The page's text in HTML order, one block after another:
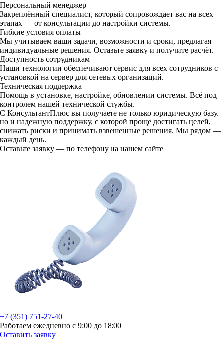
Персональный менеджер
Закреплённый специалист, который сопровождает вас на всех
этапах — от консультации до настройки системы.
Гибкие условия оплаты
Мы учитываем ваши задачи, возможности и сроки, предлагая
индивидуальные решения. Оставьте заявку и получите расчёт.
Доступность сотрудникам
Наши технологии обеспечивают сервис для всех сотрудников с
установкой на сервер для сетевых организаций.
Техническая поддержка
Помощь в установке, настройке, обновлении системы. Всё под
контролем нашей технической службы.
С КонсультантПлюс вы получаете не только юридическую базу,
но и надежную поддержку, с которой проще достигать целей,
снижать риски и принимать взвешенные решения. Мы рядом —
каждый день.
Оставьте заявку — по телефону на нашем сайте
+7 (351) 751-27-40
Работаем ежедневно с 9:00 до 18:00
Оставить заявку